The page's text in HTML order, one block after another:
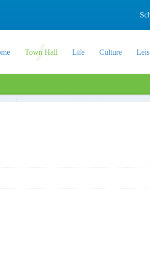
Town Hall Life Culture